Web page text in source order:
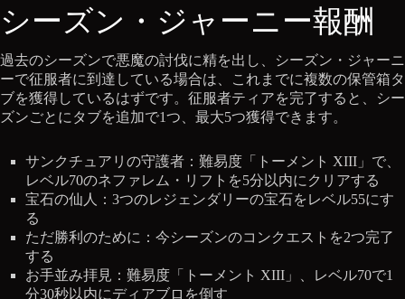
シーズン・ジャーニー報酬
過去のシーズンで悪魔の討伐に精を出し、シーズン・ジャーニ
ーで征服者に到達している場合は、これまでに複数の保管箱タ
ブを獲得しているはずです。征服者ティアを完了すると、シー
ズンごとにタブを追加で1つ、最大5つ獲得できます。
サンクチュアリの守護者：難易度「トーメント XIII」で、
レベル70のネファレム・リフトを5分以内にクリアする
宝石の仙人：3つのレジェンダリーの宝石をレベル55にす
る
ただ勝利のために：今シーズンのコンクエストを2つ完了
する
お手並み拝見：難易度「トーメント XIII」、レベル70で1
分30秒以内にディアブロを倒す